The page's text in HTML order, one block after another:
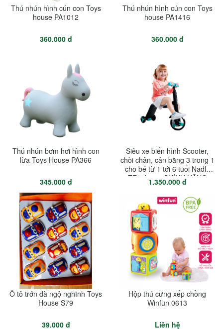
Thú nhún hình cún con Toys
house PA1012
360.000 đ
Thú nhún hình cún con Toys
house PA1416
360.000 đ
Thú nhún bơm hơi hình con
lừa Toys House PA366
345.000 đ
Siêu xe biến hình Scooter,
chòi chân, cân bằng 3 trong 1
cho bé từ 1 tới 6 tuổi Nadle
TF3 Joovy CHÍNH HÃNG
1.350.000 đ
Ô tô trớn đà ngộ nghĩnh Toys
House S79
39.000 đ
Hộp thú cưng xếp chồng
Winfun 0613
Liên hệ